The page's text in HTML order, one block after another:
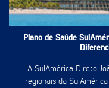
Plano de Saúde
A SulAmérica Direto
regionais da